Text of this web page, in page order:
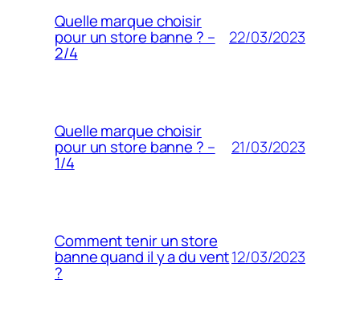
Quelle marque choisir
pour un store banne ? –
2/4
22/03/2023
Quelle marque choisir
pour un store banne ? –
1/4
21/03/2023
Comment tenir un store
banne quand il y a du vent
?
12/03/2023